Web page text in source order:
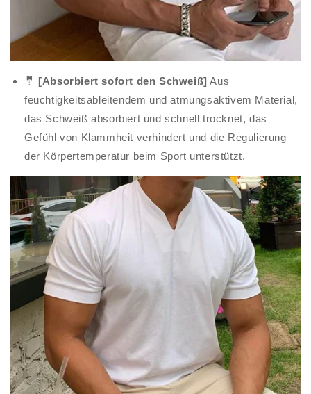
🤵‍ [Absorbiert sofort den Schweiß] Aus
feuchtigkeitsableitendem und atmungsaktivem Material,
das Schweiß absorbiert und schnell trocknet, das
Gefühl von Klammheit verhindert und die Regulierung
der Körpertemperatur beim Sport unterstützt.